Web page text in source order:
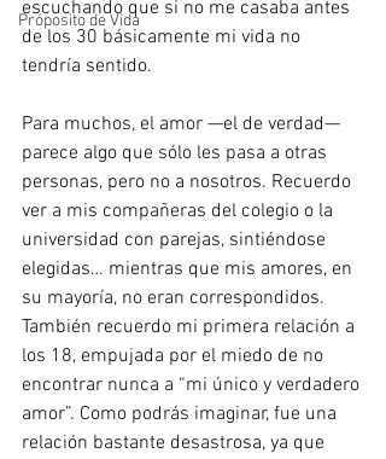
Próposito de Vida
escuchando que si no me casaba antes
de los 30 básicamente mi vida no
tendría sentido.
Para muchos, el amor —el de verdad—
parece algo que sólo les pasa a otras
personas, pero no a nosotros. Recuerdo
ver a mis compañeras del colegio o la
universidad con parejas, sintiéndose
elegidas… mientras que mis amores, en
su mayoría, no eran correspondidos.
También recuerdo mi primera relación a
los 18, empujada por el miedo de no
encontrar nunca a “mi único y verdadero
amor”. Como podrás imaginar, fue una
relación bastante desastrosa, ya que